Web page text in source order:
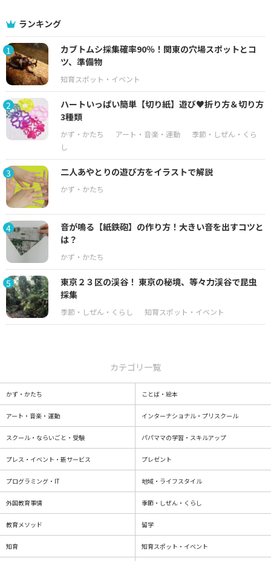
ランキング
1
カブトムシ採集確率90％！関東の穴場スポットとコ
ツ、準備物
2
ハートいっぱい簡単【切り紙】遊び♥折り方＆切り方
3種類
3 二人あやとりの遊び方をイラストで解説
4
音が鳴る【紙鉄砲】の作り方！大きい音を出すコツと
は？
5
東京２３区の渓谷！ 東京の秘境、等々力渓谷で昆虫
採集
カテゴリ一覧
かず・かたち ことば・絵本
アート・音楽・運動 インターナショナル・プリスクール
スクール・ならいごと・受験 パパママの学習・スキルアップ
プレス・イベント・新サービス プレゼント
プログラミング・IT 地域・ライフスタイル
外国教育事情 季節・しぜん・くらし
教育メソッド 留学
知育 知育スポット・イベント